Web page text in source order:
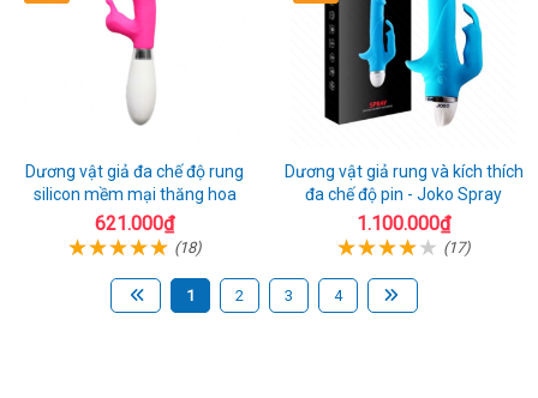
Dương vật giả đa chế độ rung
silicon mềm mại thăng hoa
621.000₫
(18)
Dương vật giả rung và kích thích
đa chế độ pin - Joko Spray
1.100.000₫
(17)
1 2 3 4